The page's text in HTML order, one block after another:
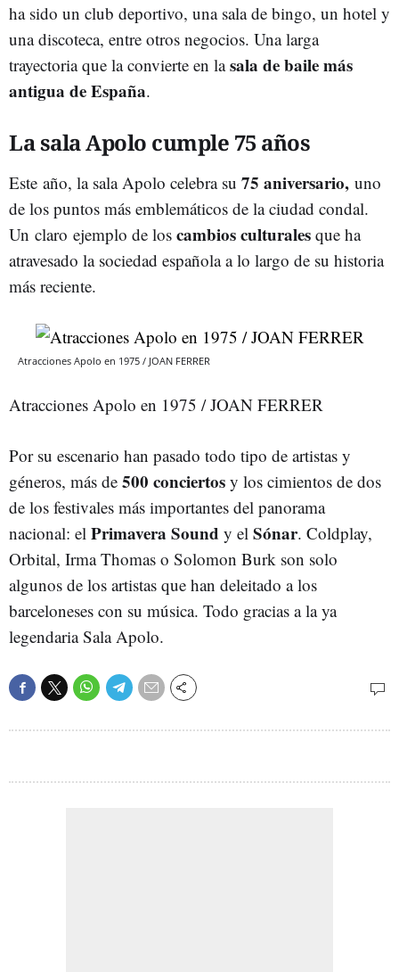
ha sido un club deportivo, una sala de bingo, un hotel y
una discoteca, entre otros negocios. Una larga
trayectoria que la convierte en lasala de baile más
antigua de España.
La sala Apolo cumple 75 años
Este año, la sala Apolo celebra su 75 aniversario, uno
de los puntos más emblemáticos de la ciudad condal.
Un claro ejemplo de los cambios culturales que ha
atravesado la sociedad española a lo largo de su historia
más reciente.
Atracciones Apolo en 1975 / JOAN FERRER
Atracciones Apolo en 1975 / JOAN FERRER
Por su escenario han pasado todo tipo de artistas y
géneros, más de 500 conciertos y los cimientos de dos
de los festivales más importantes del panorama
nacional: el Primavera Sound y el Sónar. Coldplay,
Orbital, Irma Thomas o Solomon Burk son solo
algunos de los artistas que han deleitado a los
barceloneses con su música. Todo gracias a la ya
legendaria Sala Apolo.